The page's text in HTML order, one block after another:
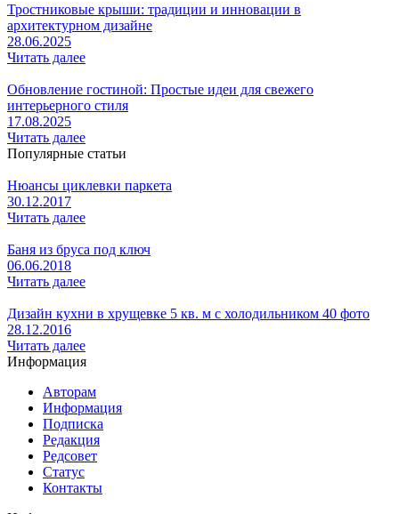
Тростниковые крыши: традиции и инновации в
архитектурном дизайне
28.06.2025
Читать далее
Обновление гостиной: Простые идеи для свежего
интерьерного стиля
17.08.2025
Читать далее
Популярные статьи
Нюансы циклевки паркета
30.12.2017
Читать далее
Баня из бруса под ключ
06.06.2018
Читать далее
Дизайн кухни в хрущевке 5 кв. м с холодильником 40 фото
28.12.2016
Читать далее
Информация
Авторам
Информация
Подписка
Редакция
Редсовет
Статус
Контакты